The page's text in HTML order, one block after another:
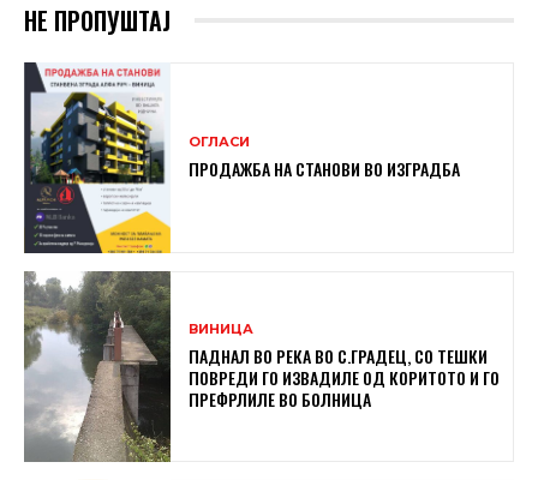
НЕ ПРОПУШТАЈ
ОГЛАСИ
ПРОДАЖБА НА СТАНОВИ ВО ИЗГРАДБА
ВИНИЦА
ПАДНАЛ ВО РЕКА ВО С.ГРАДЕЦ, СО ТЕШКИ
ПОВРЕДИ ГО ИЗВАДИЛЕ ОД КОРИТОТО И ГО
ПРЕФРЛИЛЕ ВО БОЛНИЦА